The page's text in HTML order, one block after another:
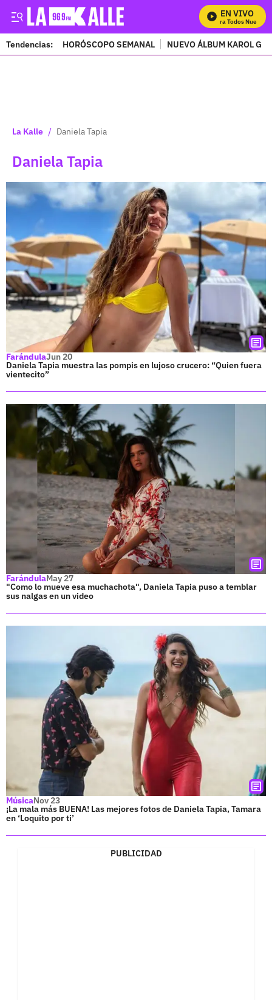
EN VIVO
Mira Todos Nuestros
Tendencias: HORÓSCOPO SEMANAL NUEVO ÁLBUM KAROL G
La Kalle / Daniela Tapia
Daniela Tapia
FarándulaJun 20
Daniela Tapia muestra las pompis en lujoso crucero: “Quien fuera
vientecito”
FarándulaMay 27
"Como lo mueve esa muchachota", Daniela Tapia puso a temblar
sus nalgas en un video
MúsicaNov 23
¡La mala más BUENA! Las mejores fotos de Daniela Tapia, Tamara
en ‘Loquito por ti’
PUBLICIDAD